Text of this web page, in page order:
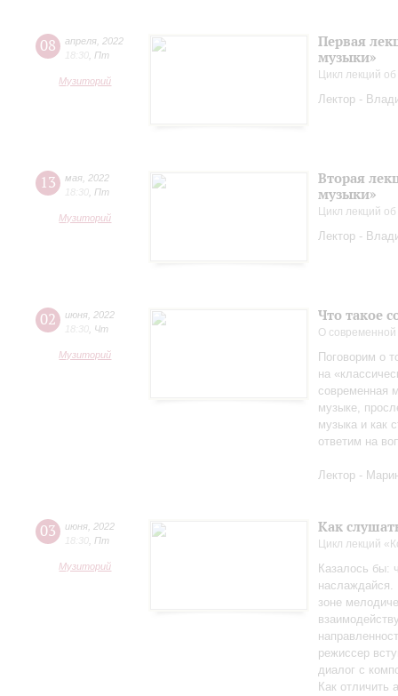
08 апреля 2022
18:30 Пт
Музиторий
Первая
музыки»
Цикл лекций
Лектор -
13 мая 2022
18:30 Пт
Музиторий
Вторая
музыки»
Цикл лекций
Лектор -
02 июня 2022
18:30 Чт
Музиторий
Что такое
О
Поговорим о
на
современная
музыке,
музыка и как
ответим на
Лектор -
03 июня 2022
18:30 Пт
Музиторий
Как
Цикл лекций
Казалось бы:
наслаждайся.
зоне
режиссер
диалог с
Как отличить